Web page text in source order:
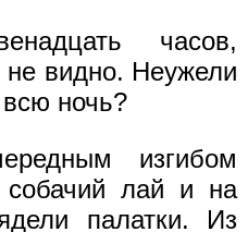
часов,
не видно. Неужели
ночь?
изгибом
лай и на
палатки. Из